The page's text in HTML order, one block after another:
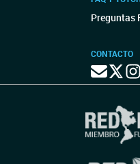
Preguntas
CONTACTO